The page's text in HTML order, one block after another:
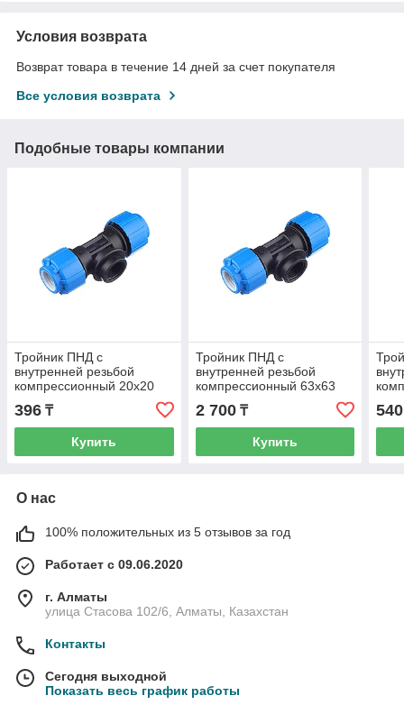
Условия возврата
Возврат товара в течение 14 дней за счет покупателя
Все условия возврата
Подобные товары компании
Тройник ПНД с
внутренней резьбой
компрессионный 20x20
396 ₸
Купить
Тройник ПНД с
внутренней резьбой
компрессионный 63x63
2 700₸
Купить
540
О нас
100% положительных из 5 отзывов за год
Работает с 09.06.2020
г. Алматы
улица Стасова 102/6, Алматы, Казахстан
Контакты
Сегодня выходной
Показать весь график работы